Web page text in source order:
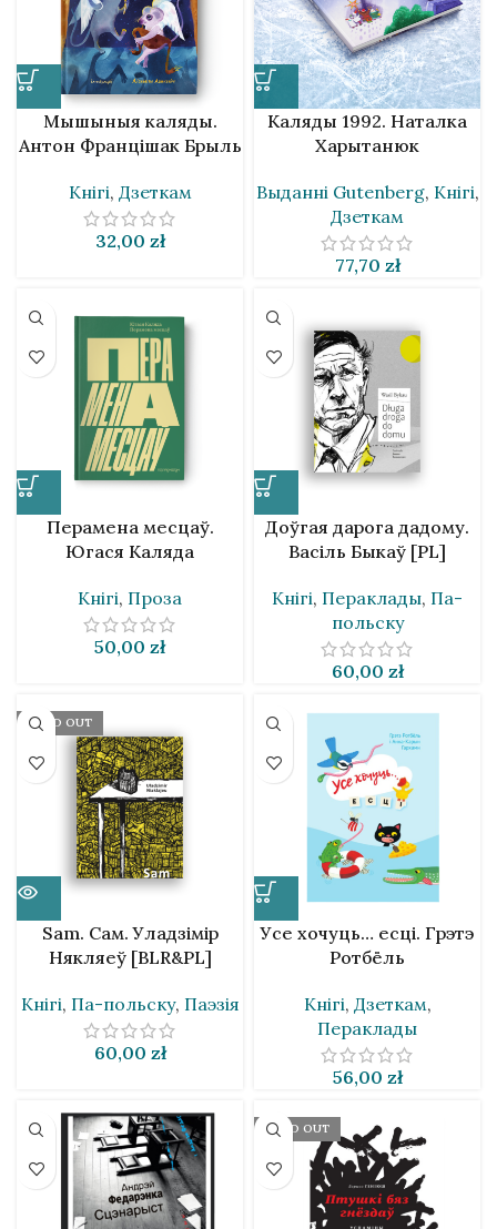
Мышыныя каляды.
Антон Францішак Брыль
Кнігі, Дзеткам
32,00 zł
Каляды 1992. Наталка
Харытанюк
Выданнi Gutenberg, Кнігі,
Дзеткам
77,70 zł
Перамена месцаў.
Югася Каляда
Кнігі, Проза
50,00 zł
Доўгая дарога дадому.
Васіль Быкаў [PL]
Кнігі, Пераклады, Па-
польску
60,00 zł
SOLD OUT
Sam. Сам. Уладзімір
Някляеў [BLR&PL]
Кнігі, Па-польску, Паэзія
60,00 zł
Усе хочуць… есці. Грэтэ
Ротбёль
Кнігі, Дзеткам,
Пераклады
56,00 zł
SOLD OUT